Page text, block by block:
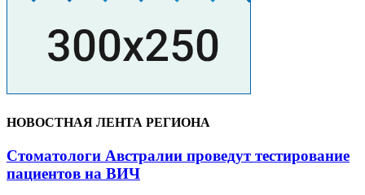
НОВОСТНАЯ ЛЕНТА РЕГИОНА
Стоматологи Австралии проведут тестирование
пациентов на ВИЧ